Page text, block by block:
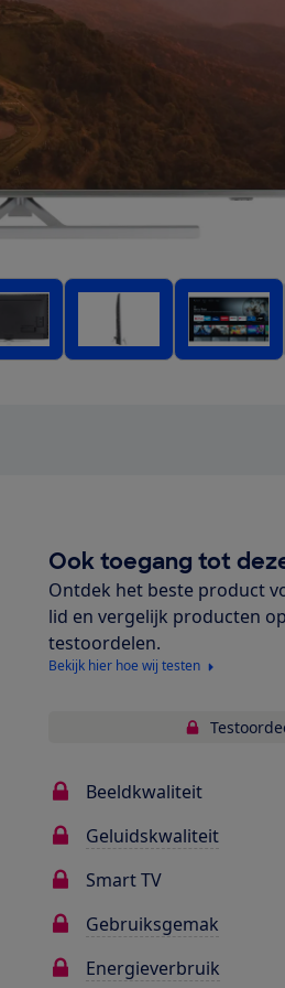
Ook toegang tot
Ontdek het beste product
lid en vergelijk producten
testoordelen.
Bekijk hier hoe wij testen
Beeldkwaliteit
Geluidskwaliteit
Smart TV
Gebruiksgemak
Energieverbruik